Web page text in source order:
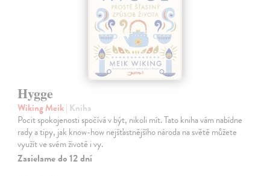
Hygge
Wiking Meik| Kniha
Pocit spokojenosti spočívá v být, nikoli mít. Tato kniha vám nabídne
rady a tipy, jak know-how nejšťastnějšího národa na světě můžete
využít ve svém životě i vy.
Zasielame do 12 dní